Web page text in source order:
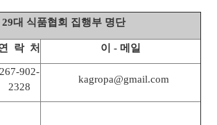
29대 식품협회 집행부 명단
락 처 이 - 메일
267-902-
2328
kagropa@gmail.com